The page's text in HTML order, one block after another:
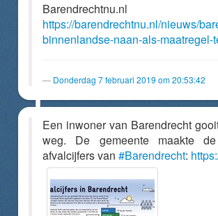
Barendrechtnu.nl
https://barendrechtnu.nl/nieuws/
binnenlandse-naan-als-maatregel-
Donderdag 7 februari 2019 om 20:53:42
Een inwoner van Barendrecht
weg. De gemeente maakte
afvalcijfers van #Barendrecht: